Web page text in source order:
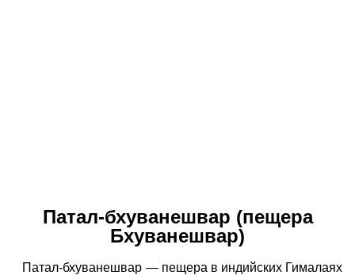
Патал-бхуванешвар (пещера
Бхуванешвар)
Патал-бхуванешвар — пещера в индийских Гималаях